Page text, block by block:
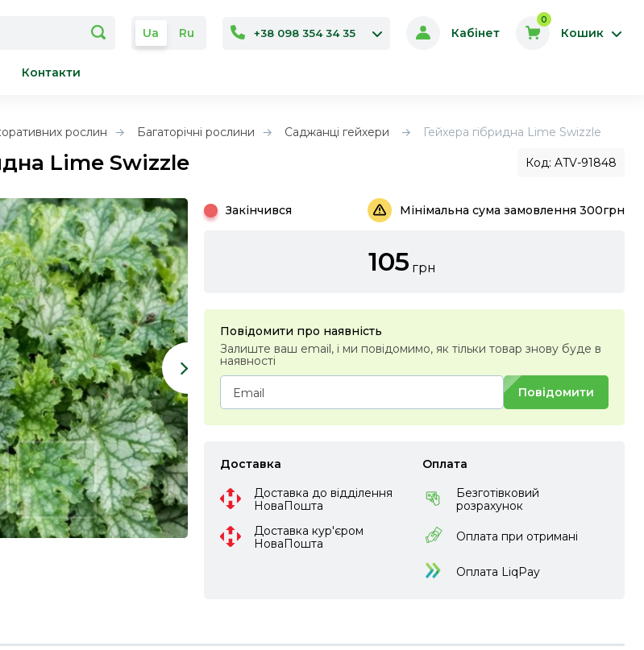
Ua Ru +38 098 354 34 35 Кабінет
0
Кошик
Контакти
рослин Багаторічні рослини Саджанці гейхери Гейхера гібридна Lime Swizzle
Lime Swizzle Код: ATV-91848
Закінчився Мінімальна сума замовлення 300грн
105 грн
Повідомити про наявність
Залиште ваш email, і ми повідомимо, як тільки товар знову буде в
наявності
Повідомити
Доставка
Доставка до відділення
НоваПошта
Доставка кур'єром
НоваПошта
Оплата
Безготівковий
розрахунок
Оплата при отримані
Оплата LiqPay